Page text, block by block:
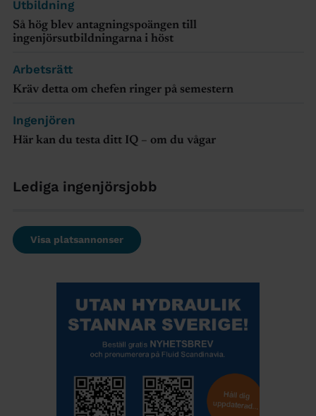
Utbildning
Så hög blev antagningspoängen till
ingenjörsutbildningarna i höst
Arbetsrätt
Kräv detta om chefen ringer på semestern
Ingenjören
Här kan du testa ditt IQ – om du vågar
Lediga ingenjörsjobb
Visa platsannonser